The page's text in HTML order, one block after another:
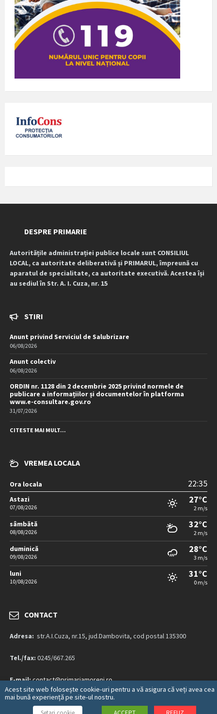
DESPRE PRIMARIE
Autoritățile administrației publice locale sunt CONSILIUL
LOCAL, ca autoritate deliberativă și PRIMARUL, împreună cu
aparatul de specialitate, ca autoritate executivă. Acestea își
au sediul în Str. A. I. Cuza, nr. 15
STIRI
Anunt privind Serviciul de Salubrizare
06/08/2026
Anunt colectiv
06/08/2026
ORDIN nr. 1128 din 2 decembrie 2025 privind normele de
publicare a informațiilor și documentelor în platforma
www.e-consultare.gov.ro
31/07/2026
CITESTE MAI MULT...
VREMEA LOCALA
Ora locala 22:35
Astazi
07/08/2026
27°C
2 m/s
sâmbătă
08/08/2026
32°C
2 m/s
duminică
09/08/2026
28°C
3 m/s
luni
10/08/2026
31°C
0 m/s
CONTACT
Adresa: str.A.I.Cuza, nr.15, jud.Dambovita, cod postal 135300
Tel./fax: 0245/667.265
E-mail:contact@primariamoreni.ro
Mai multe detalii…
Acest site web folosește cookie-uri pentru a vă asigura că veți avea cea
mai bună experiență pe site-ul nostru.